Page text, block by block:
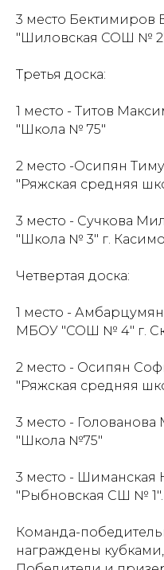
3 место Бектимиров
"Шиловская СОШ №
Третья доска:
1 место - Титов
"Школа № 75"
2 место -Осипян
"Ряжская средняя
3 место - Сучкова
"Школа № 3" г.
Четвертая доска:
1 место -
МБОУ "СОШ № 4" г.
2 место - Осипян
"Ряжская средняя
3 место -
"Школа №75"
3 место -
"Рыбновская СШ № 1".
Команда-
награждены
Проекты
Документация